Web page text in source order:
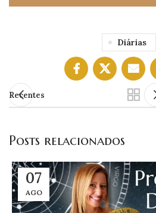
Diárias
Recentes
Posts relacionados
07
AGO